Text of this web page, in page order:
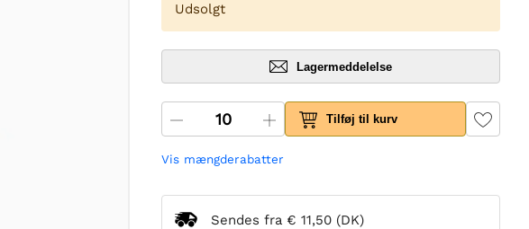
Udsolgt
Lagermeddelelse
Tilføj til kurv
Vis mængderabatter
Sendes fra € 11,50 (DK)